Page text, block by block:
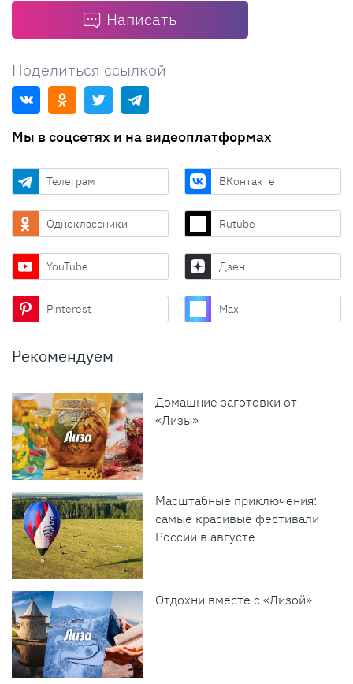
Написать
Поделиться ссылкой
Мы в соцсетях и на видеоплатформах
Телеграм ВКонтакте
Одноклассники Rutube
YouTube Дзен
Pinterest Max
Рекомендуем
Домашние заготовки от
«Лизы»
Масштабные приключения:
самые красивые фестивали
России в августе
Отдохни вместе с «Лизой»